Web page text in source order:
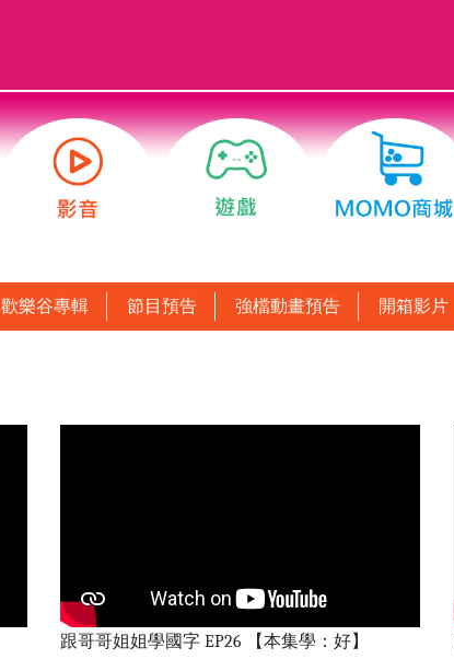
歡樂谷專輯 節目預告 強檔動畫預告 開箱影片
跟哥哥姐姐學國字 EP26 【本集學：好】